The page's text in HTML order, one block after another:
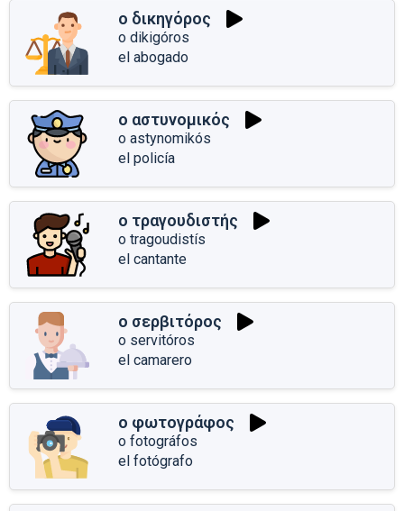
ο δικηγόρος
o dikigóros
el abogado
ο αστυνομικός
o astynomikós
el policía
ο τραγουδιστής
o tragoudistís
el cantante
ο σερβιτόρος
o servitóros
el camarero
ο φωτογράφος
o fotográfos
el fotógrafo